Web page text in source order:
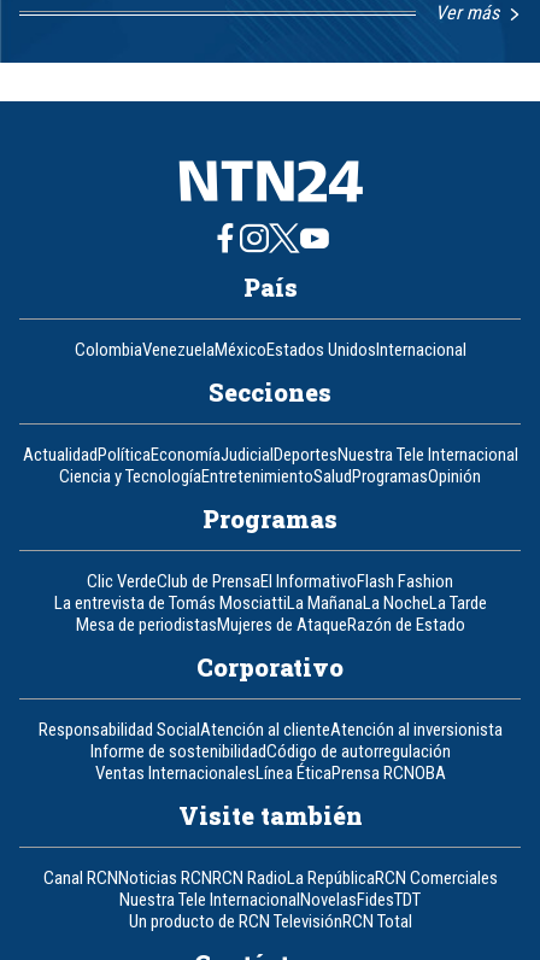
Ver más
1
8
País
ColombiaVenezuelaMéxicoEstados UnidosInternacional
Secciones
ActualidadPolíticaEconomíaJudicialDeportesNuestra Tele Internacional
Ciencia y TecnologíaEntretenimientoSaludProgramasOpinión
Programas
Clic VerdeClub de PrensaEl InformativoFlash Fashion
La entrevista de Tomás MosciattiLa MañanaLa NocheLa Tarde
Mesa de periodistasMujeres de AtaqueRazón de Estado
Corporativo
Responsabilidad SocialAtención al clienteAtención al inversionista
Informe de sostenibilidadCódigo de autorregulación
Ventas InternacionalesLínea ÉticaPrensa RCNOBA
Visite también
Canal RCNNoticias RCNRCN RadioLa RepúblicaRCN Comerciales
Nuestra Tele InternacionalNovelasFidesTDT
Un producto de RCN TelevisiónRCN Total